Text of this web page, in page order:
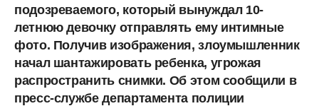
подозреваемого, который вынуждал 10-
летнюю девочку отправлять ему интимные
фото. Получив изображения, злоумышленник
начал шантажировать ребенка, угрожая
распространить снимки. Об этом сообщили в
пресс-службе департамента полиции